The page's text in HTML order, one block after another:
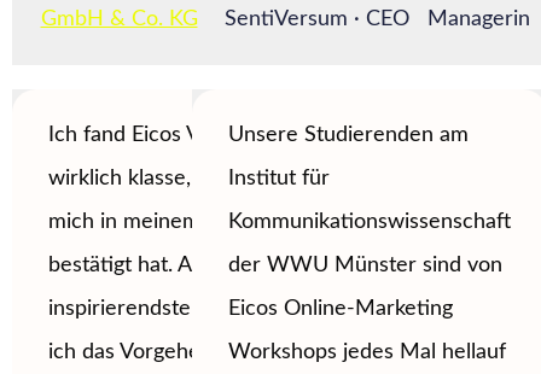
GmbH & Co. KG
SentiVersum · CEO
Managerin
Ich fand Eicos Vortrag
wirklich klasse, weil er
mich in meinem Tun
bestätigt hat. Am
inspirierendsten fand
ich das Vorgehen zur
Unsere Studierenden am
Institut für
Kommunikationswissenschaft
der WWU Münster sind von
Eicos Online-Marketing
Workshops jedes Mal hellauf